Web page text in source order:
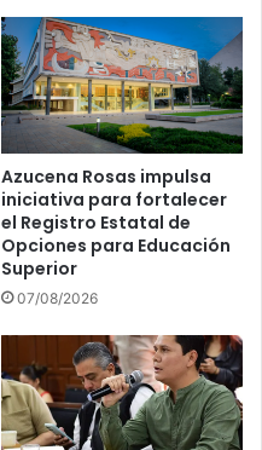
Azucena Rosas impulsa
iniciativa para fortalecer
el Registro Estatal de
Opciones para Educación
Superior
07/08/2026